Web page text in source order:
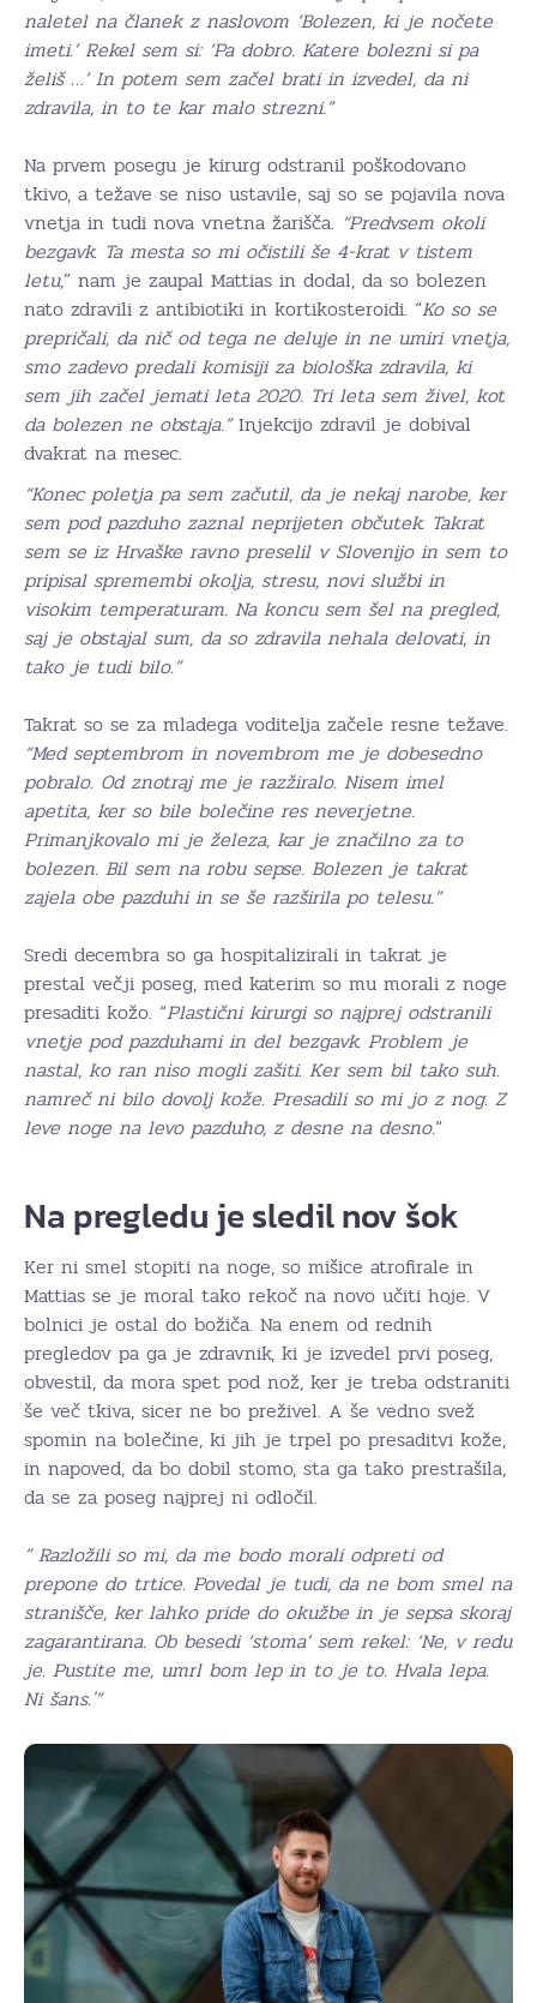
naletel na članek z naslovom ‘Bolezen, ki je nočete
imeti.’ Rekel sem si: ‘Pa dobro. Katere bolezni si pa
želiš …’ In potem sem začel brati in izvedel, da ni
zdravila, in to te kar malo strezni.”
Na prvem posegu je kirurg odstranil poškodovano
tkivo, a težave se niso ustavile, saj so se pojavila nova
vnetja in tudi nova vnetna žarišča. “Predvsem okoli
bezgavk. Ta mesta so mi očistili še 4-krat v tistem
letu,” nam je zaupal Mattias in dodal, da so bolezen
nato zdravili z antibiotiki in kortikosteroidi. “Ko so se
prepričali, da nič od tega ne deluje in ne umiri vnetja,
smo zadevo predali komisiji za biološka zdravila, ki
sem jih začel jemati leta 2020. Tri leta sem živel, kot
da bolezen ne obstaja.”Injekcijo zdravil je dobival
dvakrat na mesec.
“Konec poletja pa sem začutil, da je nekaj narobe, ker
sem pod pazduho zaznal neprijeten občutek. Takrat
sem se iz Hrvaške ravno preselil v Slovenijo in sem to
pripisal spremembi okolja, stresu, novi službi in
visokim temperaturam. Na koncu sem šel na pregled,
saj je obstajal sum, da so zdravila nehala delovati, in
tako je tudi bilo.”
Takrat so se za mladega voditelja začele resne težave.
“Med septembrom in novembrom me je dobesedno
pobralo. Od znotraj me je razžiralo. Nisem imel
apetita, ker so bile bolečine res neverjetne.
Primanjkovalo mi je železa, kar je značilno za to
bolezen. Bil sem na robu sepse. Bolezen je takrat
zajela obe pazduhi in se še razširila po telesu.”
Sredi decembra so ga hospitalizirali in takrat je
prestal večji poseg, med katerim so mu morali z noge
presaditi kožo. “Plastični kirurgi so najprej odstranili
vnetje pod pazduhami in del bezgavk. Problem je
nastal, ko ran niso mogli zašiti. Ker sem bil tako suh.
namreč ni bilo dovolj kože. Presadili so mi jo z nog. Z
leve noge na levo pazduho, z desne na desno.“
Na pregledu je sledil nov šok
Ker ni smel stopiti na noge, so mišice atrofirale in
Mattias se je moral tako rekoč na novo učiti hoje. V
bolnici je ostal do božiča. Na enem od rednih
pregledov pa ga je zdravnik, ki je izvedel prvi poseg,
obvestil, da mora spet pod nož, ker je treba odstraniti
še več tkiva, sicer ne bo preživel. A še vedno svež
spomin na bolečine, ki jih je trpel po presaditvi kože,
in napoved, da bo dobil stomo, sta ga tako prestrašila,
da se za poseg najprej ni odločil.
” Razložili so mi, da me bodo morali odpreti od
prepone do trtice. Povedal je tudi, da ne bom smel na
stranišče, ker lahko pride do okužbe in je sepsa skoraj
zagarantirana. Ob besedi ‘stoma’ sem rekel: ‘Ne, v redu
je. Pustite me, umrl bom lep in to je to. Hvala lepa.
Ni šans.'”